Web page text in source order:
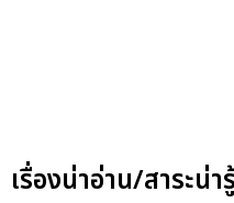
เรื่องน่าอ่าน/สาระน่า